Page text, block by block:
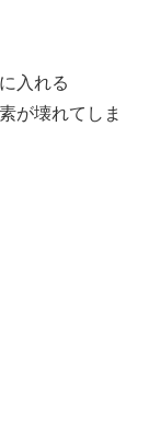
入れる
が壊れてしま